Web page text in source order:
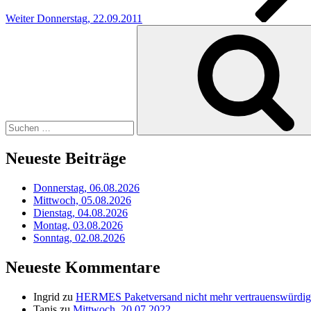
Weiter Donnerstag, 22.09.2011
Neueste Beiträge
Donnerstag, 06.08.2026
Mittwoch, 05.08.2026
Dienstag, 04.08.2026
Montag, 03.08.2026
Sonntag, 02.08.2026
Neueste Kommentare
Ingrid zu HERMES Paketversand nicht mehr vertrauenswürdig